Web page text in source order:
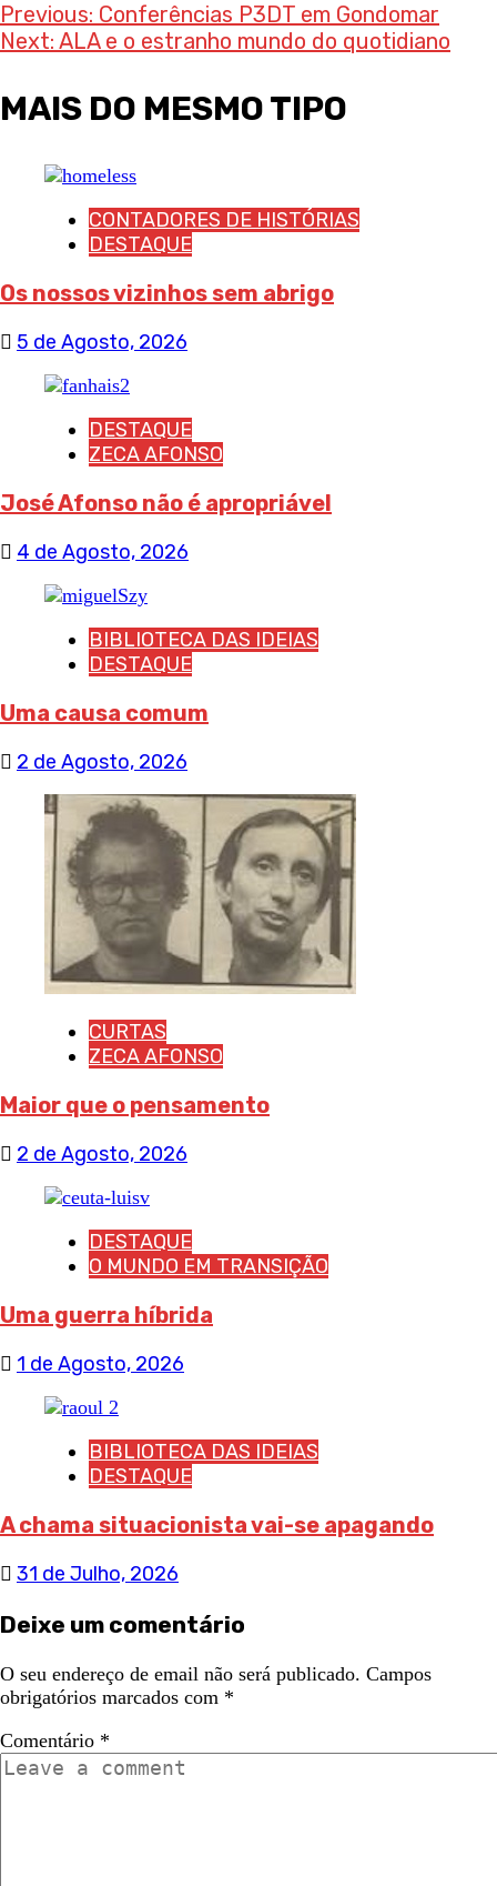
Post
navigation
Previous: Conferências P3DT em Gondomar
Next: ALA e o estranho mundo do quotidiano
MAIS DO MESMO TIPO
CONTADORES DE HISTÓRIAS
DESTAQUE
Os nossos vizinhos sem abrigo
5 de Agosto, 2026
DESTAQUE
ZECA AFONSO
José Afonso não é apropriável
4 de Agosto, 2026
BIBLIOTECA DAS IDEIAS
DESTAQUE
Uma causa comum
2 de Agosto, 2026
CURTAS
ZECA AFONSO
Maior que o pensamento
2 de Agosto, 2026
DESTAQUE
O MUNDO EM TRANSIÇÃO
Uma guerra híbrida
1 de Agosto, 2026
BIBLIOTECA DAS IDEIAS
DESTAQUE
A chama situacionista vai-se apagando
31 de Julho, 2026
Deixe um comentário
O seu endereço de email não será publicado. Campos
obrigatórios marcados com *
Comentário *